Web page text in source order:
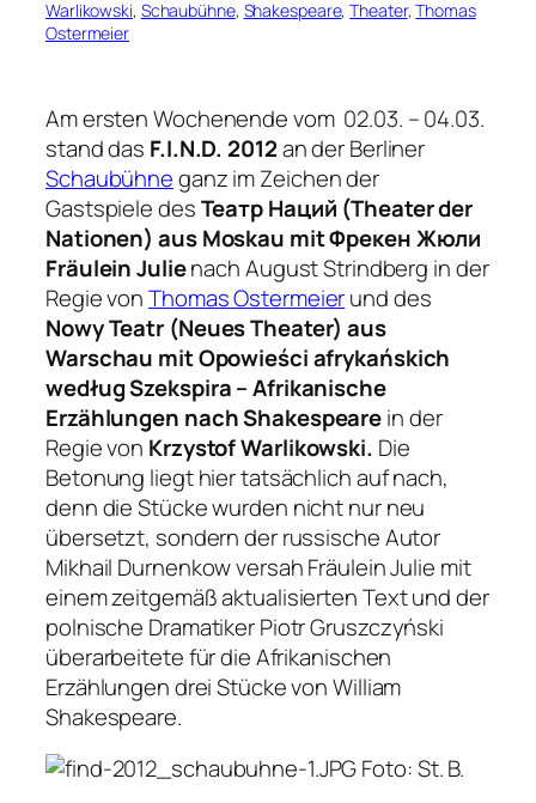
Warlikowski, Schaubühne, Shakespeare, Theater, Thomas
Ostermeier
Am ersten Wochenende vom 02.03. – 04.03.
stand das F.I.N.D. 2012an der Berliner
Schaubühneganz im Zeichen der
Gastspiele desТеатр Наций (Theater der
Nationen) aus Moskau mit Фрекен Жюли 
Fräulein Julienach August Strindberg in der
Regie vonThomas Ostermeierund des
Nowy Teatr (Neues Theater) aus
Warschau mit Opowieści afrykańskich
według Szekspira – Afrikanische
Erzählungen nach Shakespearein der
Regie von Krzystof Warlikowski. Die
Betonung liegt hier tatsächlich auf nach,
denn die Stücke wurden nicht nur neu
übersetzt, sondern der russische Autor
Mikhail Durnenkow versah Fräulein Julie mit
einem zeitgemäß aktualisierten Text und der
polnische Dramatiker Piotr Gruszczyński
überarbeitete für die Afrikanischen
Erzählungen drei Stücke von William
Shakespeare.
Foto: St. B.